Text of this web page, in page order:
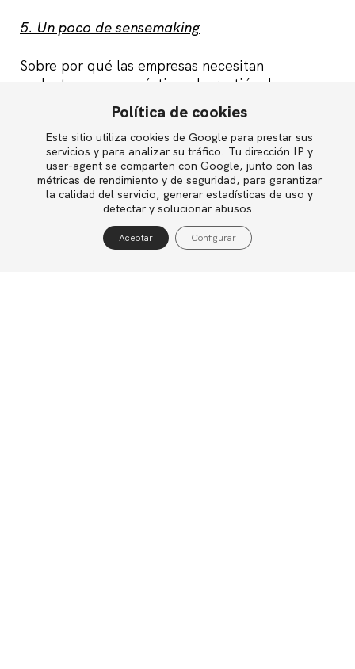
English
Política de privacidad
Política de cookies
5. Un poco de sensemaking
Sobre por qué las empresas necesitan
replantearse sus prácticas de gestión de
personas. Un resumen de las principales ideas
que planteé en mi charla en el evento
TEDxGranVía el pasado verano.
6. ¿Y si en vez de atrasar el reloj una hora lo
atrasamos dos?
Una pregunta a quien corresponda: ya que todos
tenemos tan claro que es necesario ¿por qué no
Política de cookies
Este sitio utiliza cookies de Google para prestar sus
servicios y para analizar su tráfico. Tu dirección IP y
user-agent se comparten con Google, junto con las
métricas de rendimiento y de seguridad, para garantizar
la calidad del servicio, generar estadísticas de uso y
detectar y solucionar abusos.
Aceptar Configurar